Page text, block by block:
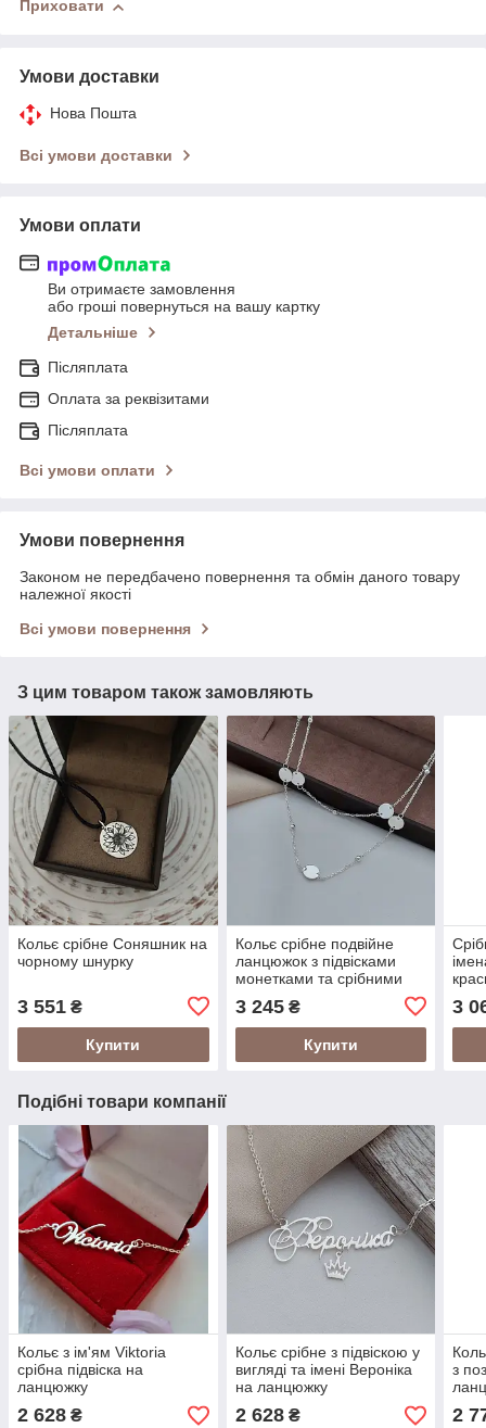
Приховати
Умови доставки
Нова Пошта
Всі умови доставки
Умови оплати
Ви отримаєте замовлення
або гроші повернуться на вашу картку
Детальніше
Післяплата
Оплата за реквізитами
Післяплата
Всі умови оплати
Умови повернення
Законом не передбачено повернення та обмін даного товару
належної якості
Всі умови повернення
З цим товаром також замовляють
Кольє срібне Соняшник на
чорному шнурку
3 551 ₴
Купити
Кольє срібне подвійне
ланцюжок з підвісками
монетками та срібними
3 245₴
Купити
3
Подібні товари компанії
Кольє з ім'ям Viktoria
срібна підвіска на
ланцюжку
2 628 ₴
Кольє срібне з підвіскою у
вигляді та імені Вероніка
на ланцюжку
2 628₴
з
2